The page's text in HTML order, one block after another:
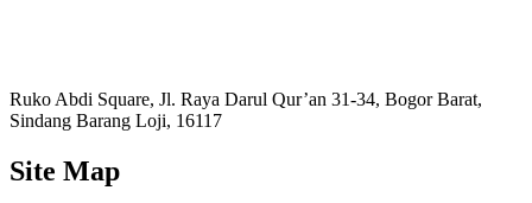
Ruko Abdi Square, Jl. Raya Darul Qur’an 31-34, Bogor Barat,
Sindang Barang Loji, 16117
Site Map